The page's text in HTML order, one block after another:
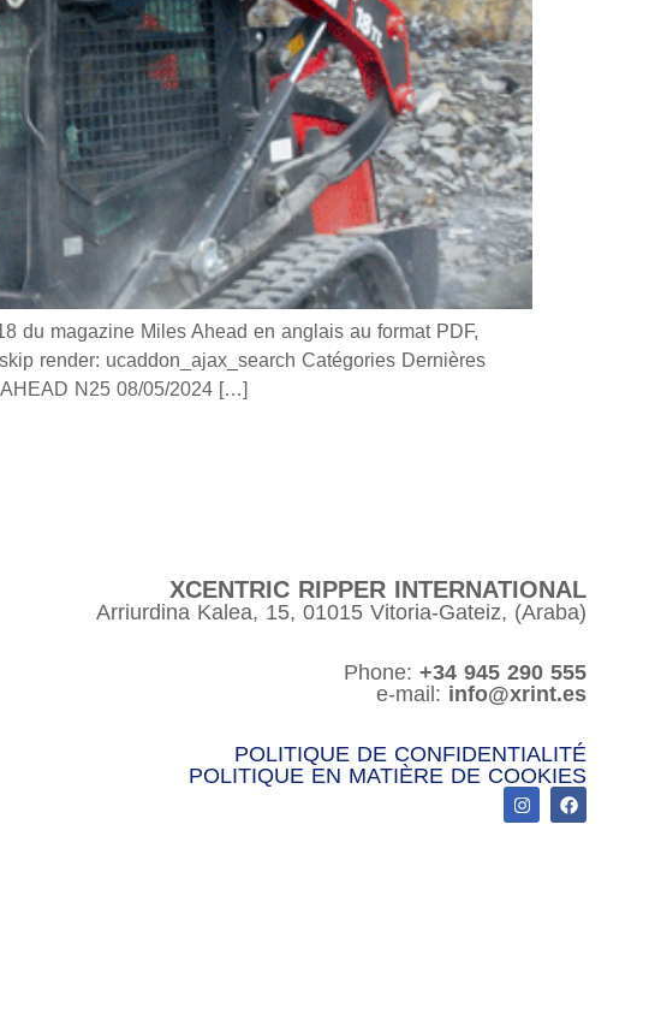
du magazine Miles Ahead en anglais au format PDF,
render: ucaddon_ajax_search Catégories Dernières
N25 08/05/2024 […]
XCENTRIC RIPPER INTERNATIONAL
Arriurdina Kalea, 15, 01015 Vitoria-Gateiz, (Araba)
Phone: +34 945 290 555
e-mail: info@xrint.es
POLITIQUE DE CONFIDENTIALITÉ
POLITIQUE EN MATIÈRE DE COOKIES